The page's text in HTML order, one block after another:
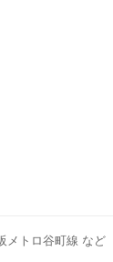
メトロ谷町線 など